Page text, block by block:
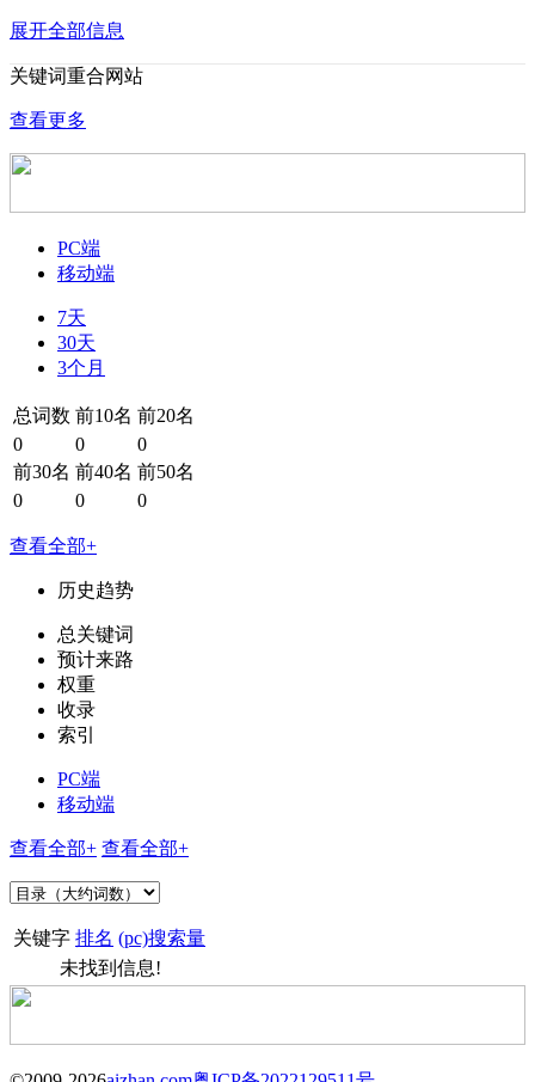
展开全部信息
关键词重合网站
查看更多
PC端
移动端
7天
30天
3个月
总词数 前10名 前20名
0
0
0
前30名 前40名 前50名
0
0 0
查看全部+
历史趋势
总关键词
预计来路
权重
收录
索引
PC端
移动端
查看全部+ 查看全部+
关键字 排名 (pc)搜索量
未找到信息!